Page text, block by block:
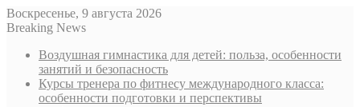
Воскресенье, 9 августа 2026
Breaking News
Воздушная гимнастика для детей: польза, особенности
занятий и безопасность
Курсы тренера по фитнесу международного класса:
особенности подготовки и перспективы